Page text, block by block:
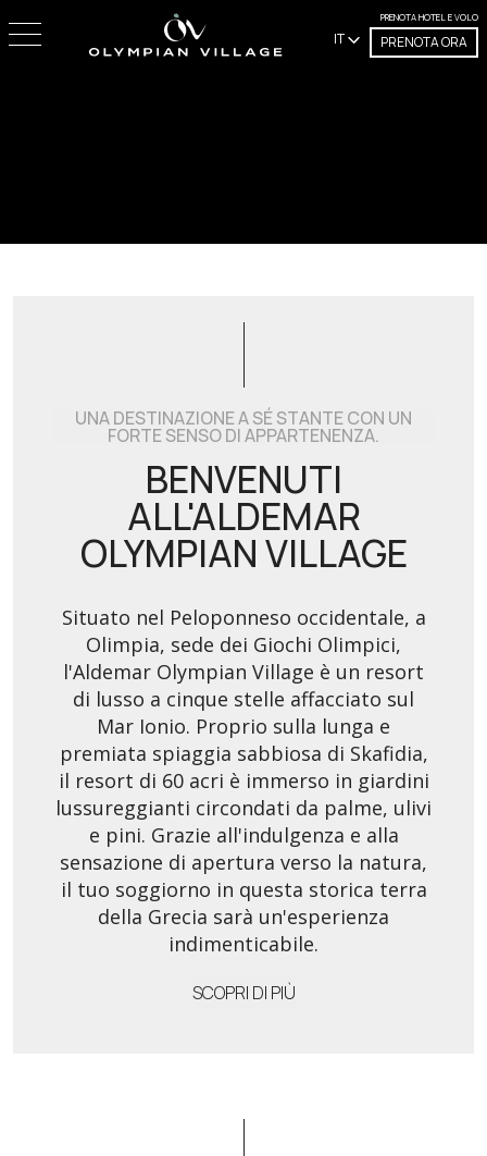
IT
PRENOTA HOTEL E VOLO
PRENOTA ORA
UNA DESTINAZIONE A SÉ STANTE CON UN
FORTE SENSO DI APPARTENENZA.
BENVENUTI
ALL'ALDEMAR
OLYMPIAN VILLAGE
Situato nel Peloponneso occidentale, a
Olimpia, sede dei Giochi Olimpici,
l'Aldemar Olympian Village è un resort
di lusso a cinque stelle affacciato sul
Mar Ionio. Proprio sulla lunga e
premiata spiaggia sabbiosa di Skafidia,
il resort di 60 acri è immerso in giardini
lussureggianti circondati da palme, ulivi
e pini. Grazie all'indulgenza e alla
sensazione di apertura verso la natura,
il tuo soggiorno in questa storica terra
della Grecia sarà un'esperienza
indimenticabile.
SCOPRI DI PIÙ